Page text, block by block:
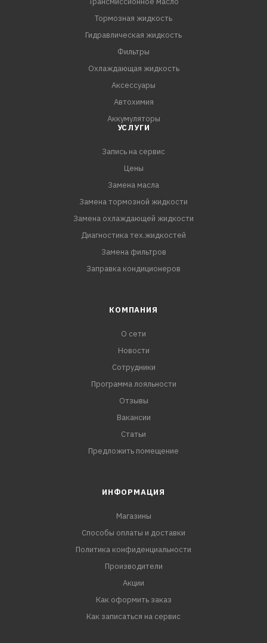
Тормозная жидкость
Гидравлическая жидкость
Фильтры
Охлаждающая жидкость
Аксессуары
Автохимия
Аккумуляторы
УСЛУГИ
Запись на сервис
Цены
Замена масла
Замена тормозной жидкости
Замена охлаждающей жидкости
Диагностика тех.жидкостей
Замена фильтров
Заправка кондиционеров
КОМПАНИЯ
О сети
Новости
Сотрудники
Программа лояльности
Отзывы
Вакансии
Статьи
Предложить помещение
ИНФОРМАЦИЯ
Магазины
Способы оплаты и доставки
Политика конфиденциальности
Производители
Акции
Как оформить заказ
Как записаться на сервис